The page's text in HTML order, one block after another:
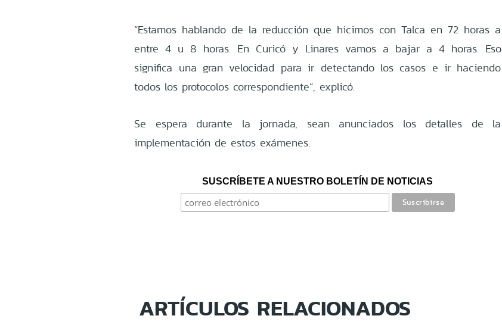
“Estamos hablando de la reducción que hicimos con Talca en 72 horas a
entre 4 u 8 horas. En Curicó y Linares vamos a bajar a 4 horas. Eso
significa una gran velocidad para ir detectando los casos e ir haciendo
todos los protocolos correspondiente”, explicó.
Se espera durante la jornada, sean anunciados los detalles de la
implementación de estos exámenes.
SUSCRÍBETE A NUESTRO BOLETÍN DE NOTICIAS
ARTÍCULOS RELACIONADOS